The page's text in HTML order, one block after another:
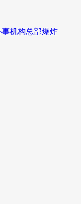
机构总部爆炸